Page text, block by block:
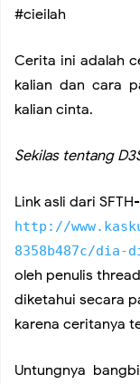
#cieilah
Cerita ini adalah
kalian dan cara
kalian cinta.
Sekilas tentang
Link asli dari
http://
8358b487c/dia-
oleh penulis
diketahui secara
karena ceritanya
Untungnya